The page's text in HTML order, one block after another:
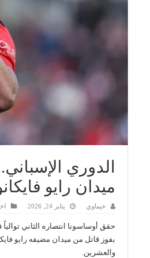
الدوري
ميدان رايو
خيماوي يناير 24, 2026
حقق أوساسونا انتصاره الثاني
والعشرين.